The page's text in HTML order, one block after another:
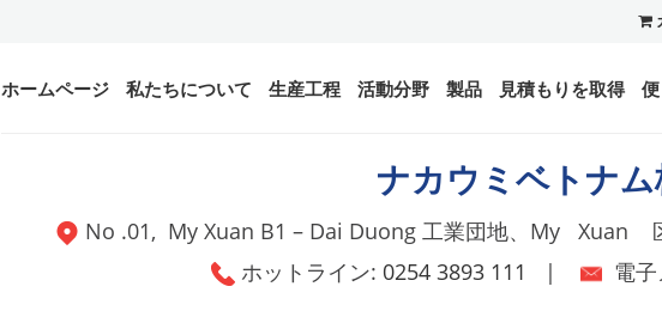
ホームページ 私たちについて 生産工程 活動分野 製品 見積もりを取得 便
ナカウミベトナ
No .01, My Xuan B1 – Dai Duong 工業団地、My
ホットライン: 0254 3893 111 | 電